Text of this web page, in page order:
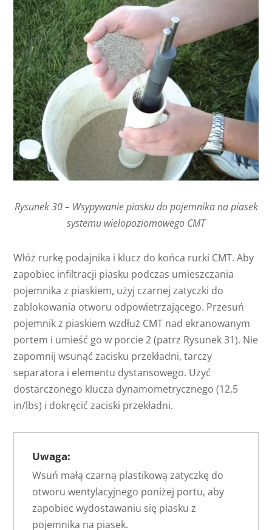
Rysunek 30 – Wsypywanie piasku do pojemnika na piasek
systemu wielopoziomowego CMT
Włóż rurkę podajnika i klucz do końca rurki CMT. Aby
zapobiec infiltracji piasku podczas umieszczania
pojemnika z piaskiem, użyj czarnej zatyczki do
zablokowania otworu odpowietrzającego. Przesuń
pojemnik z piaskiem wzdłuż CMT nad ekranowanym
portem i umieść go w porcie 2 (patrz Rysunek 31). Nie
zapomnij wsunąć zacisku przekładni, tarczy
separatora i elementu dystansowego. Użyć
dostarczonego klucza dynamometrycznego (12,5
in/lbs) i dokręcić zaciski przekładni.
Uwaga:
Wsuń małą czarną plastikową zatyczkę do
otworu wentylacyjnego poniżej portu, aby
zapobiec wydostawaniu się piasku z
pojemnika na piasek.